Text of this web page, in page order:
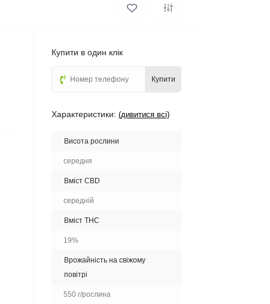
Купити в один клік
Купити
Характеристики: (дивитися всі)
Висота рослини
середня
Вміст CBD
середній
Вміст THC
19%
Врожайність на свіжому
повітрі
550 г/рослина